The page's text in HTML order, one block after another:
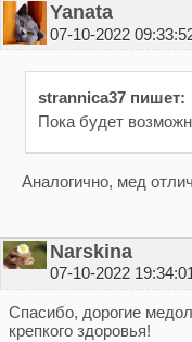
Yanata
07-10-2022
strannica37 пишет:
Пока будет
Аналогично, мед
Narskina
07-10-2022
Спасибо, дорогие
крепкого здоровья!